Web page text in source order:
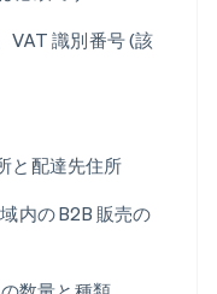
VAT 識別番号 (該
と配達先住所
内の B2B 販売の